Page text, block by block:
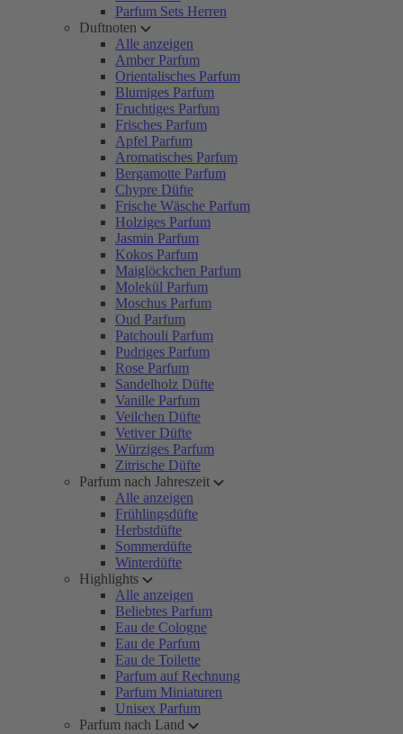
Parfum Sets Herren
Duftnoten
Alle anzeigen
Amber Parfum
Orientalisches Parfum
Blumiges Parfum
Fruchtiges Parfum
Frisches Parfum
Apfel Parfum
Aromatisches Parfum
Bergamotte Parfum
Chypre Düfte
Frische Wäsche Parfum
Holziges Parfum
Jasmin Parfum
Kokos Parfum
Maiglöckchen Parfum
Molekül Parfum
Moschus Parfum
Oud Parfum
Patchouli Parfum
Pudriges Parfum
Rose Parfum
Sandelholz Düfte
Vanille Parfum
Veilchen Düfte
Vetiver Düfte
Würziges Parfum
Zitrische Düfte
Parfum nach Jahreszeit
Alle anzeigen
Frühlingsdüfte
Herbstdüfte
Sommerdüfte
Winterdüfte
Highlights
Alle anzeigen
Beliebtes Parfum
Eau de Cologne
Eau de Parfum
Eau de Toilette
Parfum auf Rechnung
Parfum Miniaturen
Unisex Parfum
Parfum nach Land